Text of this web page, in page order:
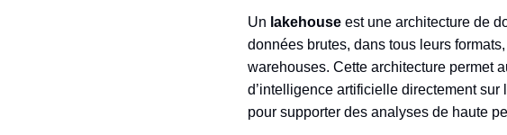
Un lakehouse est une architecture de
données brutes, dans tous leurs
warehouses. Cette architecture permet
d’intelligence artificielle directement
pour supporter des analyses de haute